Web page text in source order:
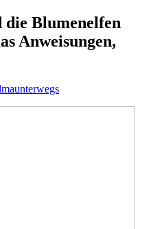
die Blumenelfen
Anweisungen,